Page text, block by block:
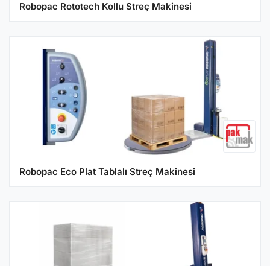
Robopac Rototech Kollu Streç Makinesi
Robopac Eco Plat Tablalı Streç Makinesi